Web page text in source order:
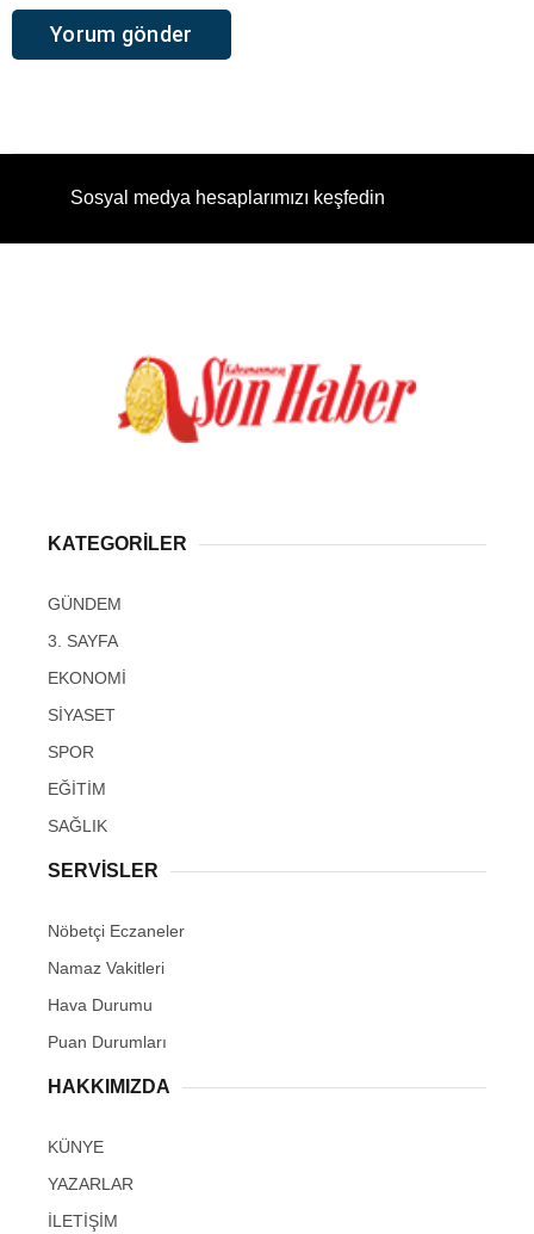
Sosyal medya hesaplarımızı keşfedin
KATEGORİLER
GÜNDEM
3. SAYFA
EKONOMİ
SİYASET
SPOR
EĞİTİM
SAĞLIK
SERVİSLER
Nöbetçi Eczaneler
Namaz Vakitleri
Hava Durumu
Puan Durumları
HAKKIMIZDA
KÜNYE
YAZARLAR
İLETİŞİM